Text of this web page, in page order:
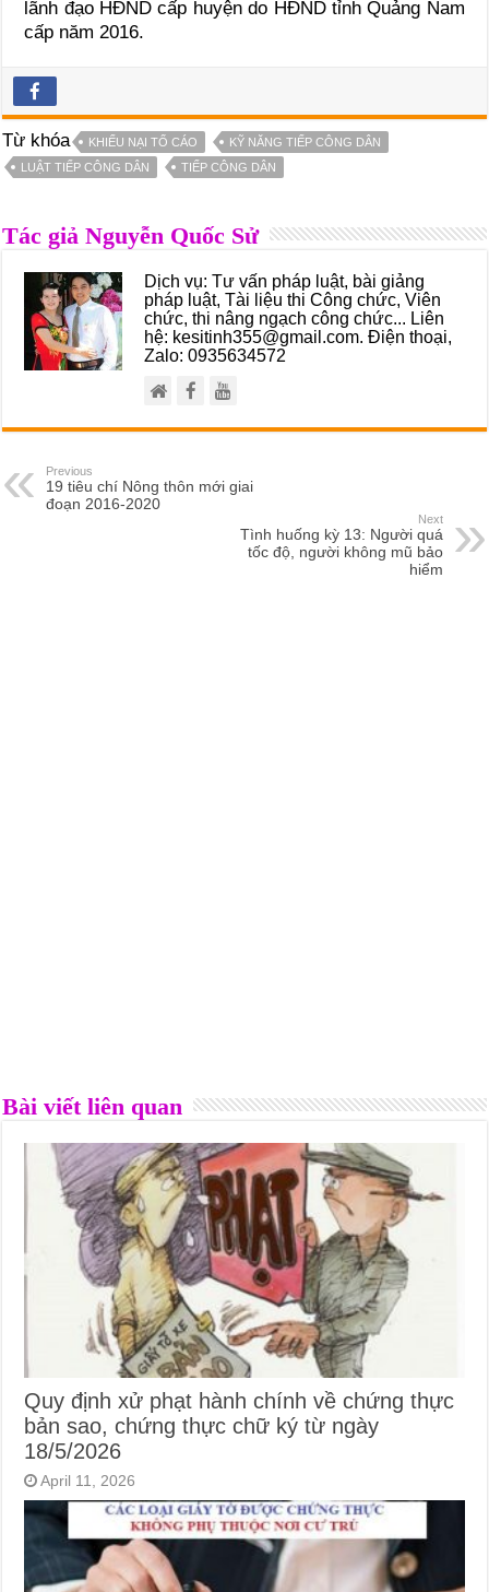
lãnh đạo HĐND cấp huyện do HĐND tỉnh Quảng Nam
cấp năm 2016.
Từ khóa KHIẾU NẠI TỐ CÁO
KỸ NĂNG TIẾP CÔNG DÂN
LUẬT TIẾP CÔNG DÂN
TIẾP CÔNG DÂN
Tác giả Nguyễn Quốc Sử
Dịch vụ: Tư vấn pháp luật, bài giảng
pháp luật, Tài liệu thi Công chức, Viên
chức, thi nâng ngạch công chức... Liên
hệ: kesitinh355@gmail.com. Điện thoại,
Zalo: 0935634572
Previous
19 tiêu chí Nông thôn mới giai
đoạn 2016-2020
Next
Tình huống kỳ 13: Người quá
tốc độ, người không mũ bảo
hiểm
Bài viết liên quan
Quy định xử phạt hành chính về chứng thực
bản sao, chứng thực chữ ký từ ngày
18/5/2026
April 11, 2026